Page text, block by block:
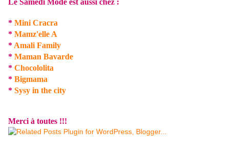
Le Samedi Mode est aussi chez :
* Mini Cracra
* Mamz'elle A
* Amali Family
* Maman Bavarde
* Chocololita
* Bigmama
* Sysy in the city
Merci à toutes !!!